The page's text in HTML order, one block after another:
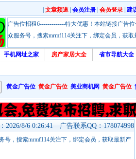
文章频道 会员注册 会员登录 建
广告位招租6-------------特大优惠！本站链接广告
众服务号，搜索mrmf114关注下，绑定会员，获
手机网址之家 房产家居大全 省市导航大全
黄金广告位 黄金广告位 美业商机网 黄金广告位
2026/8/6 0:26:41 广告联系QQ：178074998
号，搜索mrmf114关注下，绑定会员，获取最新产